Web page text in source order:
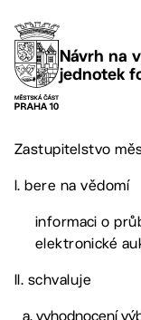
Návrh na
jednotek
Zastupitelstvo
I. bere na vědomí
informaci o
elektronické
II. schvaluje
vyhodnocení